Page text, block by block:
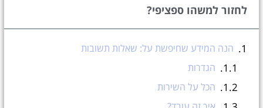
לחזור למשהו ספציפי?
הנה המידע שחיפשת על: שאלות תשובות
הגדרות
הכל על השירות